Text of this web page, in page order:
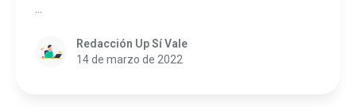
Redacción Up Sí Vale
14 de marzo de 2022